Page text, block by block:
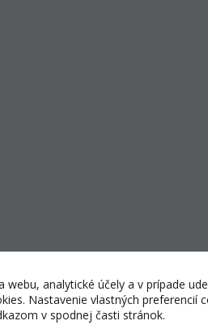
analytické účely a v prípade
Nastavenie vlastných preferencií
v spodnej časti stránok.